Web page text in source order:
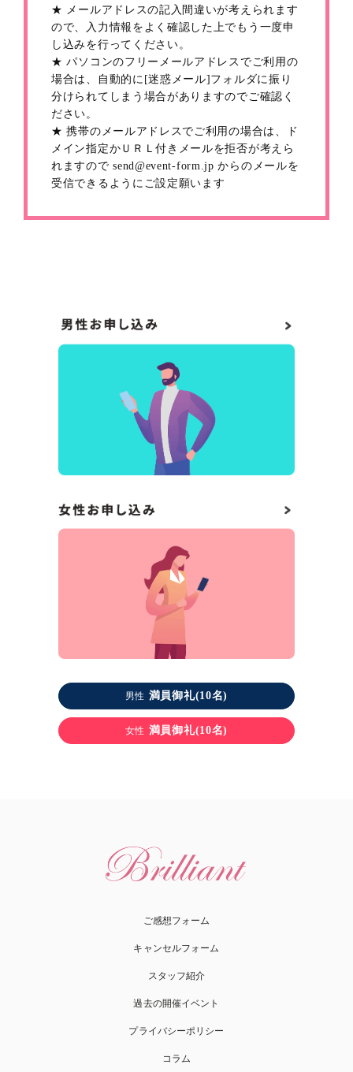
★ メールアドレスの記入間違いが考えられます
ので、入力情報をよく確認した上でもう一度申
し込みを行ってください。
★ パソコンのフリーメールアドレスでご利用の
場合は、自動的に[迷惑メール]フォルダに振り
分けられてしまう場合がありますのでご確認く
ださい。
★ 携帯のメールアドレスでご利用の場合は、ド
メイン指定かＵＲＬ付きメールを拒否が考えら
れますので send@event-form.jp からのメールを
受信できるようにご設定願います
男性 満員御礼(10名)
女性 満員御礼(10名)
ご感想フォーム
キャンセルフォーム
スタッフ紹介
過去の開催イベント
プライバシーポリシー
コラム